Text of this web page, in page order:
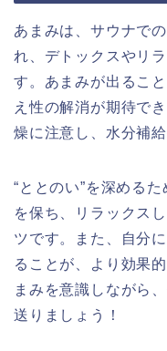
あまみは、サウナで
れ、デトックスやリ
す。あまみが出るこ
え性の解消が期待で
燥に注意し、水分補
“ととのい”を深める
を保ち、リラックス
ツです。また、自分
ることが、より効果
まみを意識しながら
送りましょう！